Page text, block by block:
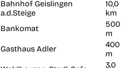
Bahnhof Geislingen
a.d.Steige
10,0
km
Bankomat
500
m
Gasthaus Adler
400
m
3,0